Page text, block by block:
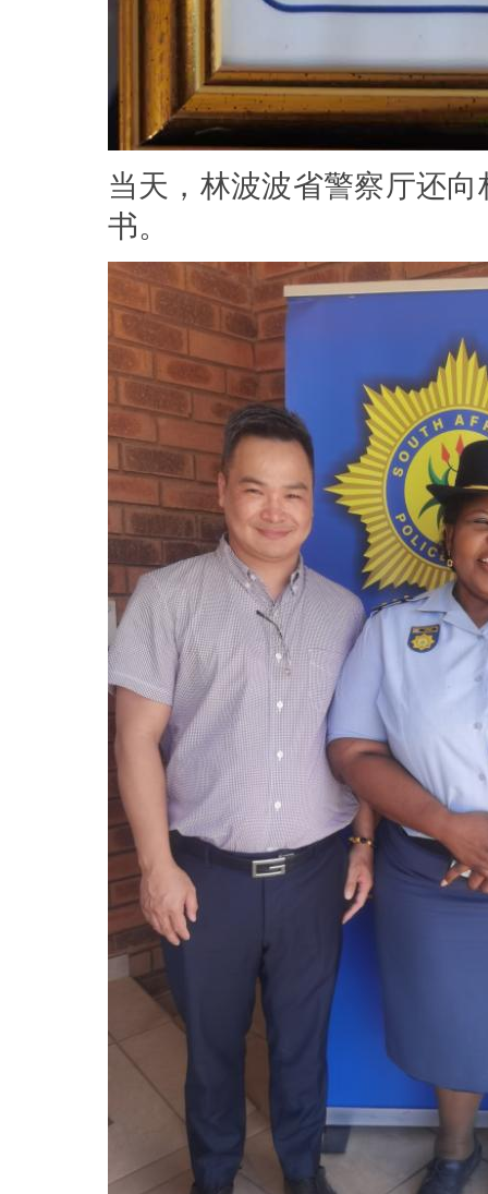
当天，林波波省警察厅还
书。